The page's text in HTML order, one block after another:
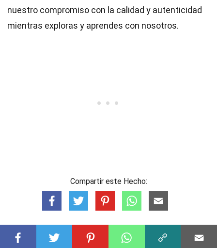
nuestro compromiso con la calidad y autenticidad
mientras exploras y aprendes con nosotros.
Compartir este Hecho: